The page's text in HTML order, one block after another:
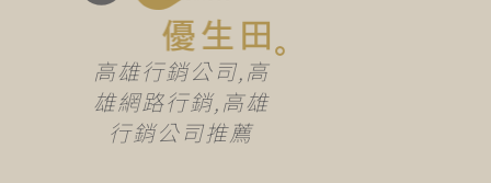
高雄行銷公司,高
雄網路行銷,高雄
行銷公司推薦